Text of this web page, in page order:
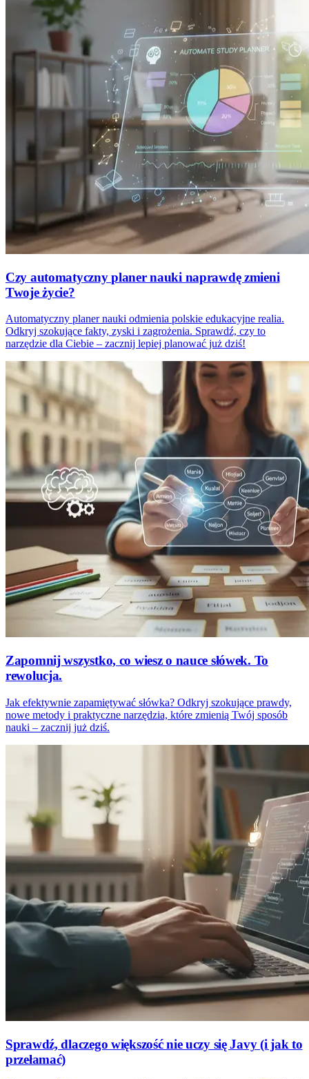
Czy automatyczny planer nauki naprawdę zmieni
Twoje życie?
Automatyczny planer nauki odmienia polskie edukacyjne realia.
Odkryj szokujące fakty, zyski i zagrożenia. Sprawdź, czy to
narzędzie dla Ciebie – zacznij lepiej planować już dziś!
Zapomnij wszystko, co wiesz o nauce słówek. To
rewolucja.
Jak efektywnie zapamiętywać słówka? Odkryj szokujące prawdy,
nowe metody i praktyczne narzędzia, które zmienią Twój sposób
nauki – zacznij już dziś.
Sprawdź, dlaczego większość nie uczy się Javy (i jak to
przełamać)